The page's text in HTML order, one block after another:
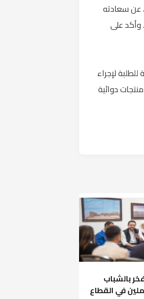
عن سعادته
وأكد على
لإجراء
دوائية
بالشباب
في القطاع